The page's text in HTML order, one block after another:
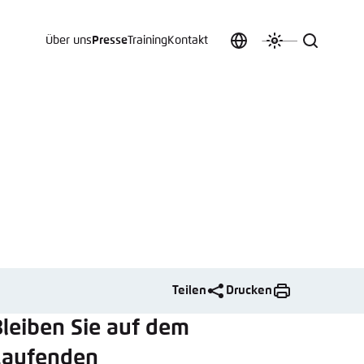
SpracheFarbschema
Suche
Über uns PresseTraining Kontakt
Teilen Drucken
Sie auf dem